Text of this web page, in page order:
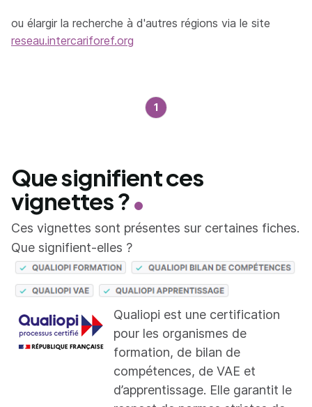
ou élargir la recherche à d'autres régions via le site
reseau.intercariforef.org
1
Que signifient ces
vignettes ?
Ces vignettes sont présentes sur certaines fiches.
Que signifient-elles ?
Qualiopi est une certification
pour les organismes de
formation, de bilan de
compétences, de VAE et
d’apprentissage. Elle garantit le